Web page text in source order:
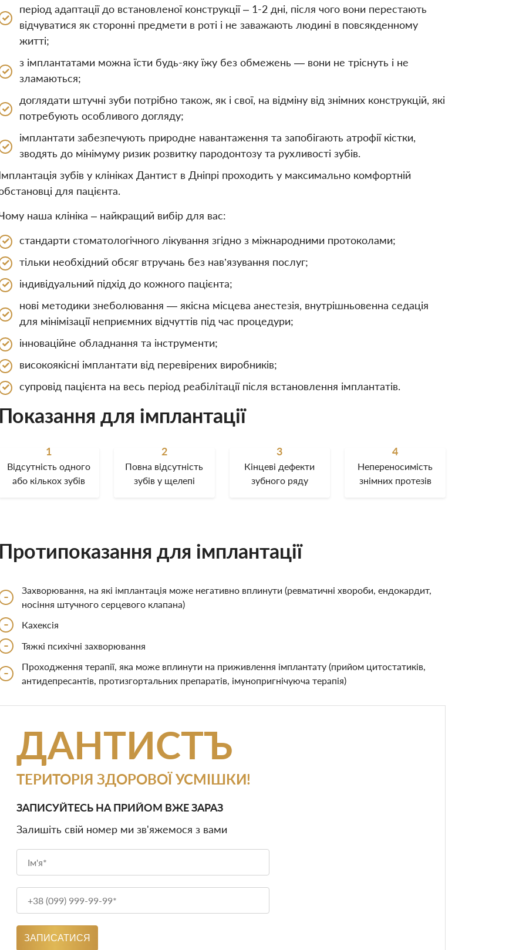
період адаптації до встановленої конструкції – 1-2 дні, після чого вони перестають
відчуватися як сторонні предмети в роті і не заважають людині в повсякденному
житті;
з імплантатами можна їсти будь-яку їжу без обмежень — вони не тріснуть і не
зламаються;
доглядати штучні зуби потрібно також, як і свої, на відміну від знімних конструкцій, які
потребують особливого догляду;
імплантати забезпечують природне навантаження та запобігають атрофії кістки,
зводять до мінімуму ризик розвитку пародонтозу та рухливості зубів.
зубів у клініках Дантист в Дніпрі проходить у максимально комфортній
для пацієнта.
наша клініка – найкращий вибір для вас:
стандарти стоматологічного лікування згідно з міжнародними протоколами;
тільки необхідний обсяг втручань без нав’язування послуг;
індивідуальний підхід до кожного пацієнта;
нові методики знеболювання — якісна місцева анестезія, внутрішньовенна седація
для мінімізації неприємних відчуттів під час процедури;
інноваційне обладнання та інструменти;
високоякісні імплантати від перевірених виробників;
супровід пацієнта на весь період реабілітації після встановлення імплантатів.
Показання для імплантації
1
Відсутність одного
або кількох зубів
2
Повна відсутність
зубів у щелепі
3
Кінцеві дефекти
зубного ряду
4
Непереносимість
знімних протезів
Протипоказання для імплантації
-
Захворювання, на які імплантація може негативно вплинути (ревматичні хвороби, ендокардит,
носіння штучного серцевого клапана)
- Кахексія
- Тяжкі психічні захворювання
-
Проходження терапії, яка може вплинути на приживлення імплантату (прийом цитостатиків,
антидепресантів, протизгортальних препаратів, імунопригнічуюча терапія)
ДАНТИСТЪ
ТЕРИТОРІЯ ЗДОРОВОЇ УСМІШКИ!
ЗАПИСУЙТЕСЬ НА ПРИЙОМ ВЖЕ ЗАРАЗ
Залишіть свій номер ми зв'яжемося з вами
ЗАПИСАТИСЯ